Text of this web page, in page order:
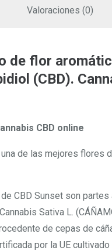
Valoraciones (0)
de flor
(CBD).
CBD online
de las mejores flores
CBD Sunset son partes
Sativa L.
de cepas de
por la UE cultivado